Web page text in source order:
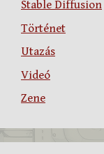
Stable Diffusion
Történet
Utazás
Videó
Zene